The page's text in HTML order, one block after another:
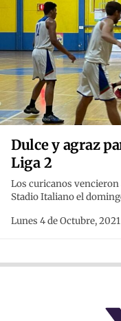
Dulce y agraz
Liga 2
Los curicanos vencieron
Stadio Italiano el
Lunes 4 de Octubre,